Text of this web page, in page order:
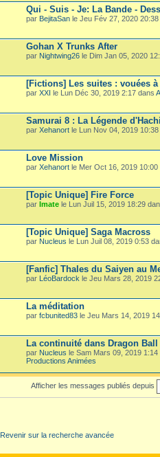
Qui - Suis - Je: La Bande -
par BejitaSan le Jeu Fév 27, 2020
Gohan X Trunks After
par Nightwing26 le Dim Jan 05, 2020
[Fictions] Les suites : vouées
par XXI le Lun Déc 30, 2019 2:17 dans
Samurai 8 : La Légende
par Xehanort le Lun Nov 04, 2019
Love Mission
par Xehanort le Mer Oct 16, 2019
[Topic Unique] Fire Force
par Imate le Lun Juil 15, 2019 18:29
[Topic Unique] Saga Macross
par Nucleus le Lun Juil 08, 2019 0:53
[Fanfic] Thales du Saiyen au
par LéoBardock le Jeu Mars 28, 2019
La méditation
par fcbunited83 le Jeu Mars 14, 2019
La continuité dans Dragon Ball
par Nucleus le Sam Mars 09, 2019
Productions Animées
Afficher les messages publiés depuis
Revenir sur la recherche avancée